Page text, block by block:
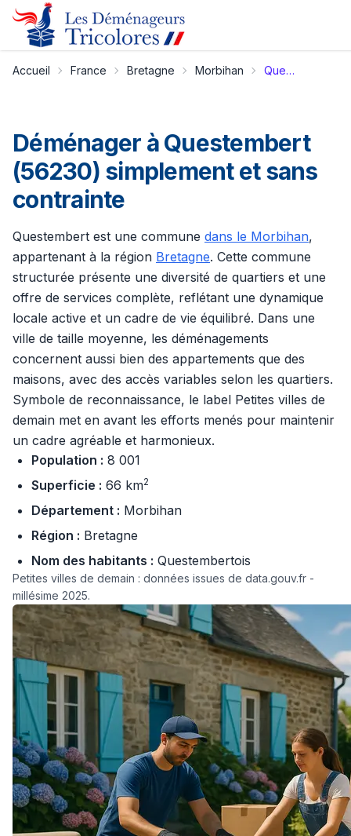
Accueil France Bretagne Morbihan Questembert
Déménager à Questembert
(56230) simplement et sans
contrainte
Questembert est une commune dans le Morbihan,
appartenant à la région Bretagne. Cette commune
structurée présente une diversité de quartiers et une
offre de services complète, reflétant une dynamique
locale active et un cadre de vie équilibré. Dans une
ville de taille moyenne, les déménagements
concernent aussi bien des appartements que des
maisons, avec des accès variables selon les quartiers.
Symbole de reconnaissance, le label Petites villes de
demain met en avant les efforts menés pour maintenir
un cadre agréable et harmonieux.
Population : 8 001
Superficie : 66 km2
Département : Morbihan
Région : Bretagne
Nom des habitants : Questembertois
Petites villes de demain : données issues de data.gouv.fr -
millésime 2025.